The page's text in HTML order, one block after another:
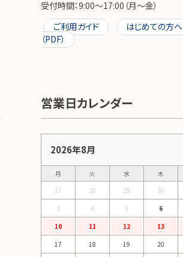
受付時間：9:00～17:00（月～金）
ご利用ガイド
はじめての方へ
（PDF）
営業日カレンダー
2026年8月
月 火 水 木
27
28 29 30
3
4 5 6
10
11 12 13
17
18 19 20